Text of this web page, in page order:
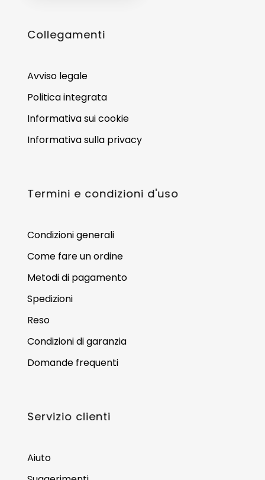
Collegamenti
Avviso legale
Politica integrata
Informativa sui cookie
Informativa sulla privacy
Termini e condizioni d'uso
Condizioni generali
Come fare un ordine
Metodi di pagamento
Spedizioni
Reso
Condizioni di garanzia
Domande frequenti
Servizio clienti
Aiuto